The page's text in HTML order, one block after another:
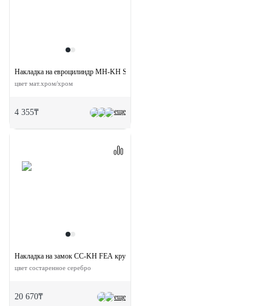
еще
Накладка на евроцилиндр MH-KH SC/CP круглая
цвет мат.хром/хром
4 355₸
еще
Накладка на замок CC-KH FEA круглая под евроцилиндр
цвет состаренное серебро
20 670₸